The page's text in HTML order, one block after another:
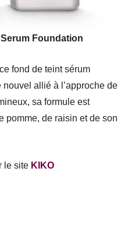
Foundation
fond de teint sérum
allié à l’approche de
sa formule est
pomme, de raisin et de son
le site KIKO